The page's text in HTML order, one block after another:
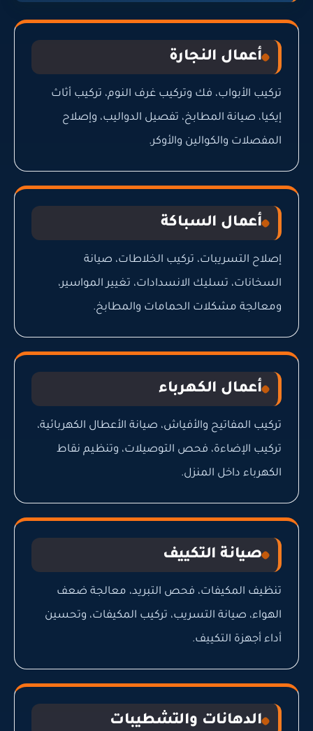
أعمال النجارة
تركيب الأبواب، فك وتركيب غرف النوم، تركيب أثاث
إيكيا، صيانة المطابخ، تفصيل الدواليب، وإصلاح
المفصلات والكوالين والأوكر.
أعمال السباكة
إصلاح التسريبات، تركيب الخلاطات، صيانة
السخانات، تسليك الانسدادات، تغيير المواسير،
ومعالجة مشكلات الحمامات والمطابخ.
أعمال الكهرباء
تركيب المفاتيح والأفياش، صيانة الأعطال الكهربائية،
تركيب الإضاءة، فحص التوصيلات، وتنظيم نقاط
الكهرباء داخل المنزل.
صيانة التكييف
تنظيف المكيفات، فحص التبريد، معالجة ضعف
الهواء، صيانة التسريب، تركيب المكيفات، وتحسين
أداء أجهزة التكييف.
الدهانات والتشطيبات